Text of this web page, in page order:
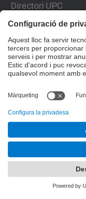
Directori UPC
Formulari de
Llista
Servei de